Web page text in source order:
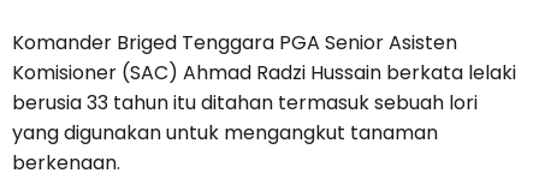
Komander Briged Tenggara PGA Senior Asisten
Komisioner (SAC) Ahmad Radzi Hussain berkata lelaki
berusia 33 tahun itu ditahan termasuk sebuah lori
yang digunakan untuk mengangkut tanaman
berkenaan.